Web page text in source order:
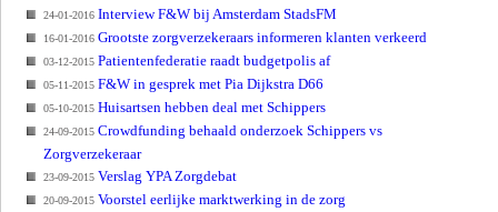
24-01-2016 Interview F&W bij Amsterdam StadsFM
16-01-2016 Grootste zorgverzekeraars informeren klanten verkeerd
03-12-2015 Patientenfederatie raadt budgetpolis af
05-11-2015 F&W in gesprek met Pia Dijkstra D66
05-10-2015 Huisartsen hebben deal met Schippers
24-09-2015 Crowdfunding behaald onderzoek Schippers vs
Zorgverzekeraar
23-09-2015 Verslag YPA Zorgdebat
20-09-2015 Voorstel eerlijke marktwerking in de zorg